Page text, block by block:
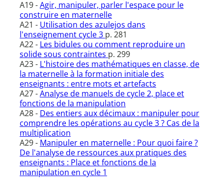
A19 -Agir, manipuler, parler l'espace pour le
construire en maternelle
A21 - Utilisation des azulejos dans
l'enseignement cycle 3 p. 281
A22 - Les bidules ou comment reproduire un
solide sous contraintes p. 299
A23 - L'histoire des mathématiques en classe, de
la maternelle à la formation initiale des
enseignants : entre mots et artefacts
A27 -Analyse de manuels de cycle 2, place et
fonctions de la manipulation
A28 - Des entiers aux décimaux : manipuler pour
comprendre les opérations au cycle 3 ? Cas de la
multiplication
A29 - Manipuler en maternelle : Pour quoi faire ?
De l'analyse de ressources aux pratiques des
enseignants : Place et fonctions de la
manipulation en cycle 1